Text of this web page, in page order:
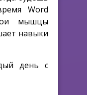
Word
мышцы
навыки
день с